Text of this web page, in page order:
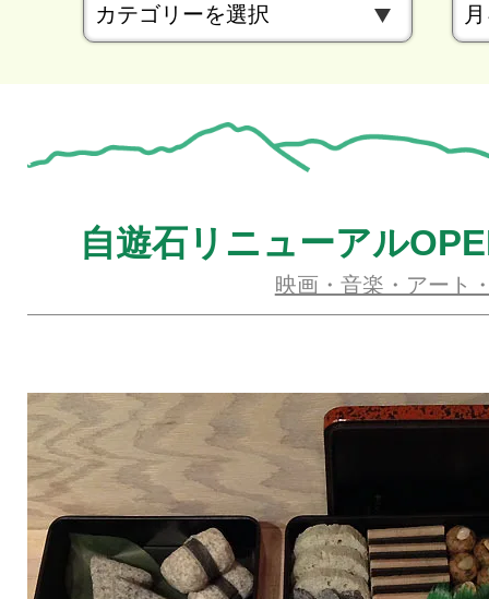
テ
リ
ー
自遊石リニューアル
映画・音楽・アート